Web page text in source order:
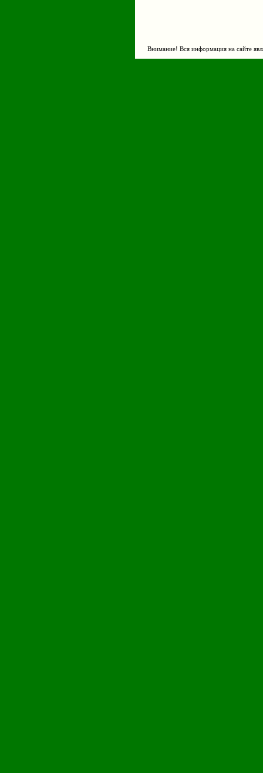
Внимание! Вся информация на сайте